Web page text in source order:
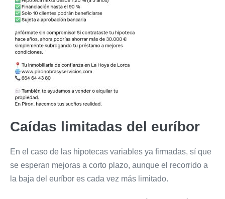
Caídas limitadas del euríbor
En el caso de las hipotecas variables ya firmadas, sí que
se esperan mejoras a corto plazo, aunque el recorrido a
la baja del euríbor es cada vez más limitado.